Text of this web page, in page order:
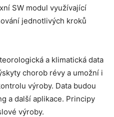
SW modul využívající
jednotlivých kroků
a klimatická data
chorob révy a umožní i
výroby. Data budou
a další aplikace. Principy
výroby.